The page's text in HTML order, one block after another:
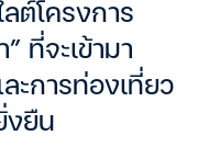
ต์โครงการ
ที่จะเข้ามา
ะการท่องเที่ยว
งยืน